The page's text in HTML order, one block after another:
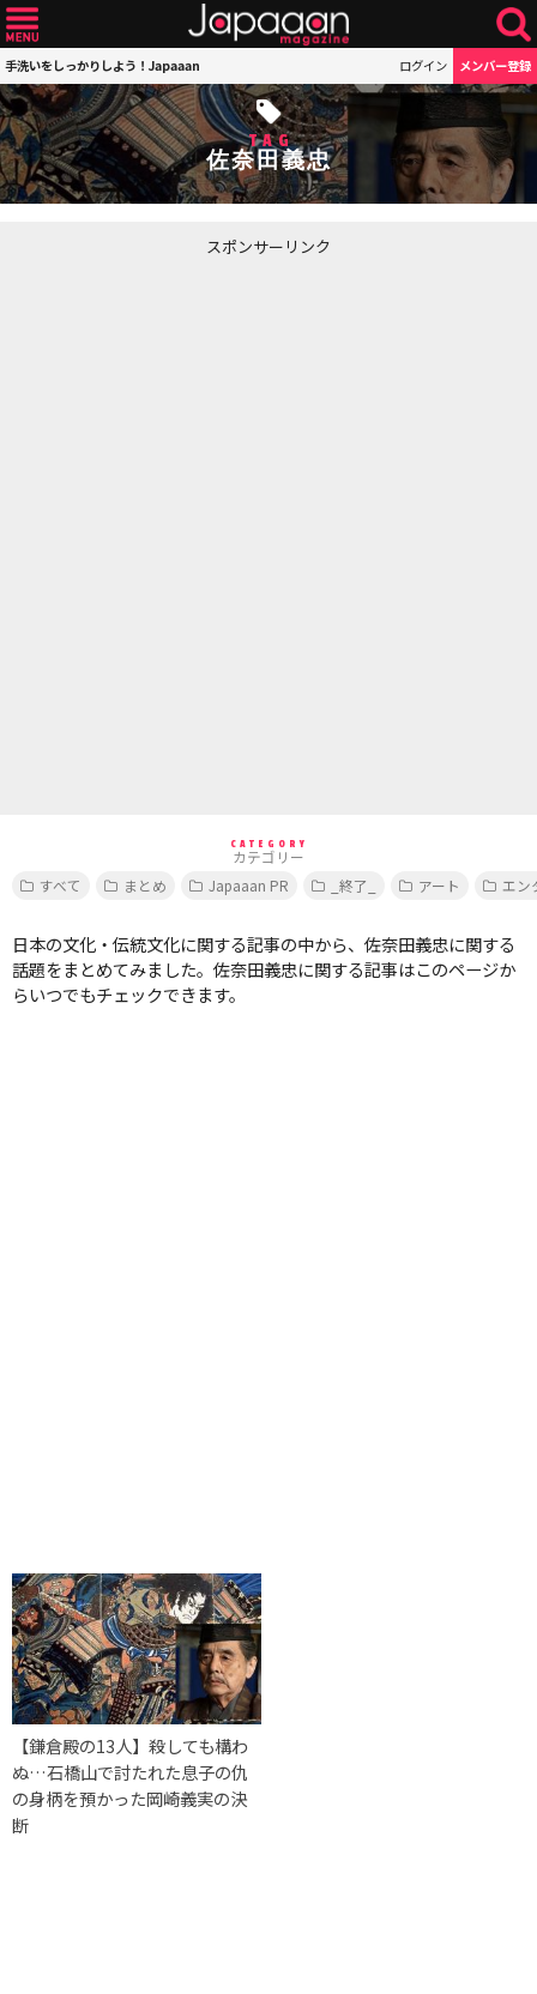
手洗いをしっかりしよう！Japaaan ログイン メンバー登録
TAG
佐奈田義忠
スポンサーリンク
CATEGORY
カテゴリー
すべて
まとめ Japaaan PR _終了_ アート エン
日本の文化・伝統文化に関する記事の中から、佐奈田義忠に関する
話題をまとめてみました。佐奈田義忠に関する記事はこのページか
らいつでもチェックできます。
【鎌倉殿の13人】殺しても構わ
ぬ…石橋山で討たれた息子の仇
の身柄を預かった岡崎義実の決
断